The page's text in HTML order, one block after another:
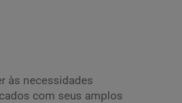
às necessidades
com seus amplos